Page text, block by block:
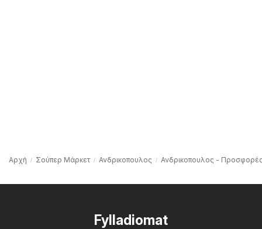
Αρχή Σούπερ Μάρκετ Ανδρικοπουλος Ανδρικοπουλος -
Fylladiomat